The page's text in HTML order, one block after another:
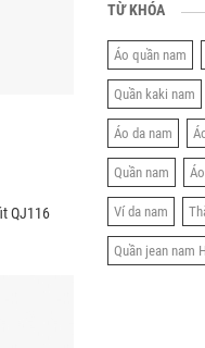
QJ116
TỪ KHÓA
Áo quần nam
Quần kaki nam
Áo da nam
Quần nam
Ví da nam
Quần jean nam